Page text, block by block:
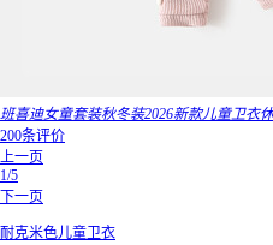
班喜迪女童套装秋冬装2026新款儿童卫衣
200条评价
上一页
1/5
下一页
耐克米色儿童卫衣